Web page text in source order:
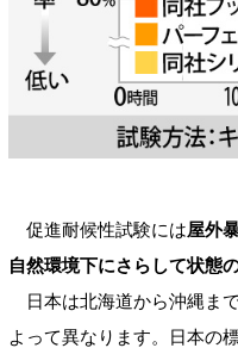
促進耐候性試験には屋外
自然環境下にさらして状態
日本は北海道から沖縄ま
よって異なります。日本の